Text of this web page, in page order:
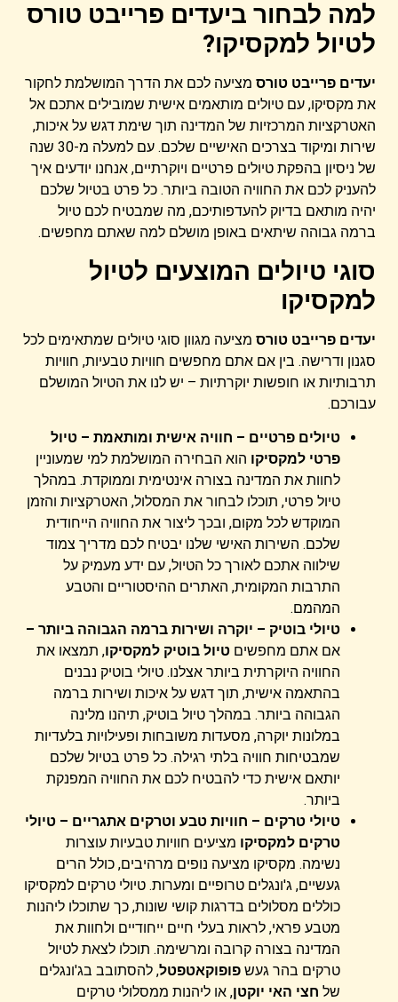
למה לבחור ביעדים פרייבט טורס
לטיול למקסיקו?
יעדים פרייבט טורס מציעה לכם את הדרך המושלמת לחקור
את מקסיקו, עם טיולים מותאמים אישית שמובילים אתכם אל
האטרקציות המרכזיות של המדינה תוך שימת דגש על איכות,
שירות ומיקוד בצרכים האישיים שלכם. עם למעלה מ-30 שנה
של ניסיון בהפקת טיולים פרטיים ויוקרתיים, אנחנו יודעים איך
להעניק לכם את החוויה הטובה ביותר. כל פרט בטיול שלכם
יהיה מותאם בדיוק להעדפותיכם, מה שמבטיח לכם טיול
ברמה גבוהה שיתאים באופן מושלם למה שאתם מחפשים.
סוגי טיולים המוצעים לטיול
למקסיקו
יעדים פרייבט טורס מציעה מגוון סוגי טיולים שמתאימים לכל
סגנון ודרישה. בין אם אתם מחפשים חוויות טבעיות, חוויות
תרבותיות או חופשות יוקרתיות – יש לנו את הטיול המושלם
עבורכם.
טיולים פרטיים – חוויה אישית ומותאמת – טיול
פרטי למקסיקו הוא הבחירה המושלמת למי שמעוניין
לחוות את המדינה בצורה אינטימית וממוקדת. במהלך
טיול פרטי, תוכלו לבחור את המסלול, האטרקציות והזמן
המוקדש לכל מקום, ובכך ליצור את החוויה הייחודית
שלכם. השירות האישי שלנו יבטיח לכם מדריך צמוד
שילווה אתכם לאורך כל הטיול, עם ידע מעמיק על
התרבות המקומית, האתרים ההיסטוריים והטבע
המהמם.
טיולי בוטיק – יוקרה ושירות ברמה הגבוהה ביותר –
אם אתם מחפשים טיול בוטיק למקסיקו, תמצאו את
החוויה היוקרתית ביותר אצלנו. טיולי בוטיק נבנים
בהתאמה אישית, תוך דגש על איכות ושירות ברמה
הגבוהה ביותר. במהלך טיול בוטיק, תיהנו מלינה
במלונות יוקרה, מסעדות משובחות ופעילויות בלעדיות
שמבטיחות חוויה בלתי רגילה. כל פרט בטיול שלכם
יותאם אישית כדי להבטיח לכם את החוויה המפנקת
ביותר.
טיולי טרקים – חוויות טבע וטרקים אתגריים – טיולי
טרקים למקסיקו מציעים חוויות טבעיות עוצרות
נשימה. מקסיקו מציעה נופים מרהיבים, כולל הרים
געשיים, ג'ונגלים טרופיים ומערות. טיולי טרקים למקסיקו
כוללים מסלולים בדרגות קושי שונות, כך שתוכלו ליהנות
מטבע פראי, לראות בעלי חיים ייחודיים ולחוות את
המדינה בצורה קרובה ומרשימה. תוכלו לצאת לטיול
טרקים בהר געש פופוקאטפטל, להסתובב בג'ונגלים
של חצי האי יוקטן, או ליהנות ממסלולי טרקים